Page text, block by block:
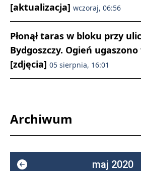
[aktualizacja] wczoraj, 06:56
Płonął taras w bloku przy
Bydgoszczy. Ogień
[zdjęcia] 05 sierpnia, 16:01
Archiwum
maj 2020